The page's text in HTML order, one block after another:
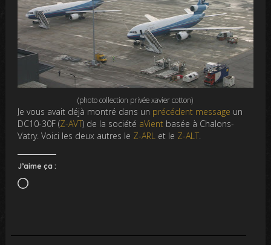
(photo collection privée xavier cotton)
Je vous avait déjà montré dans un précédent message un
DC10-30F (Z-AVT) de la société aVient basée à Chalons-
Vatry. Voici les deux autres le Z-ARL et le Z-ALT
J’aime ça :
Chargement…